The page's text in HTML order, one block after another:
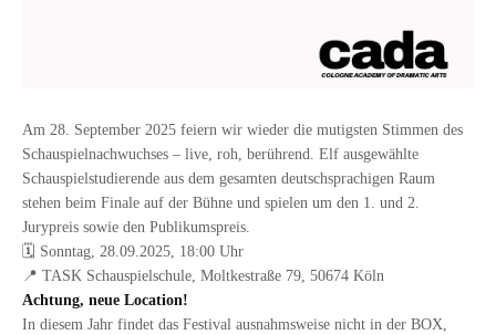
Am 28. September 2025 feiern wir wieder die mutigsten Stimmen des
Schauspielnachwuchses – live, roh, berührend. Elf ausgewählte
Schauspielstudierende aus dem gesamten deutschsprachigen Raum
stehen beim Finale auf der Bühne und spielen um den 1. und 2.
Jurypreis sowie den Publikumspreis.
🗓 Sonntag, 28.09.2025, 18:00 Uhr
📍 TASK Schauspielschule, Moltkestraße 79, 50674 Köln
Achtung, neue Location!
In diesem Jahr findet das Festival ausnahmsweise nicht in der BOX,